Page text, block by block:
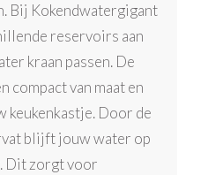
Bij Kokendwatergigant
reservoirs aan
kraan passen. De
compact van maat en
keukenkastje. Door de
blijft jouw water op
Dit zorgt voor